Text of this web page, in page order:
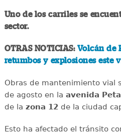
Uno de los carriles se
sector.
OTRAS NOTICIAS: Volcán de
retumbos y explosiones este
Obras de mantenimiento vial
de agosto en la avenida
de la zona 12de la ciudad
Esto ha afectado el tránsito